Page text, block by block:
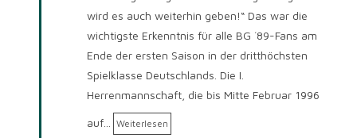
wird es auch weiterhin geben!“ Das war die
wichtigste Erkenntnis für alle BG ´89-Fans am
Ende der ersten Saison in der dritthöchsten
Spielklasse Deutschlands. Die I.
Herrenmannschaft, die bis Mitte Februar 1996
auf… Weiterlesen